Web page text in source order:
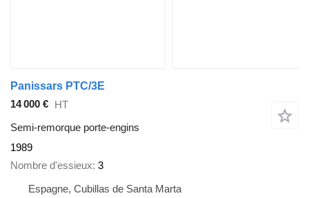
Panissars PTC/3E
14 000 € HT
Semi-remorque porte-engins
1989
Nombre d'essieux 3
Espagne, Cubillas de Santa Marta